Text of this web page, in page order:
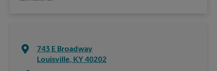
743 E Broadway
Louisville, KY 40202